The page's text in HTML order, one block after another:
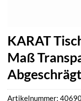
KARAT
Maß
Artikelnummer: